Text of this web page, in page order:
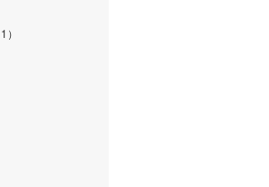
1 ）